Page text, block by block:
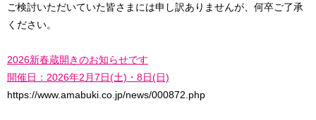
ご検討いただいていた皆さまには申し訳ありませんが、何卒ご了承
ください。
2026新春蔵開きのお知らせです
開催日：2026年2月7日(土)・8日(日)
https://www.amabuki.co.jp/news/000872.php